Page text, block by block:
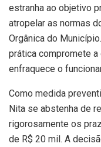
estranha ao objetivo
atropelar as normas
Orgânica do
prática compromete a
enfraquece o
Como medida
Nita se abstenha de
rigorosamente os
de R$ 20 mil. A